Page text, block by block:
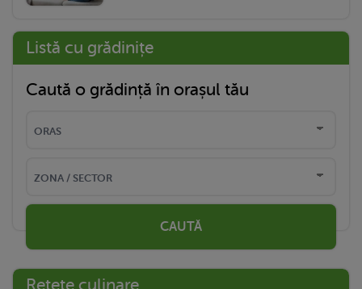
Listă cu grădinițe
Caută o grădință în orașul tău
CAUTĂ
Rețete culinare